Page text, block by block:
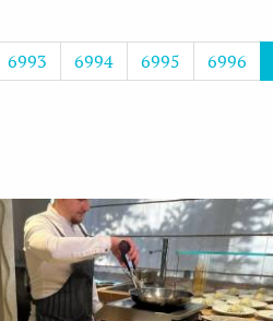
6993 6994 6995 6996